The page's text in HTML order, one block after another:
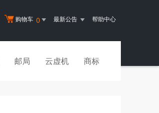
购物车 0 最新公告 帮助中心
邮局 云虚机 商标